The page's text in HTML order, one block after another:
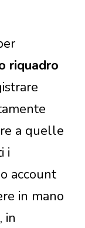
riquadro
a quelle
i
account
in mano
in